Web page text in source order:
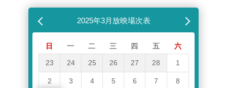
2025年3月放映場次表下個月
日 一 二 三 四 五 六
23 24 25 26 27 28 1
2 3 4 5 6 7 8